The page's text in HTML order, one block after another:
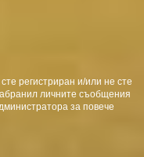
регистриран и/или не сте
личните съобщения
за повече